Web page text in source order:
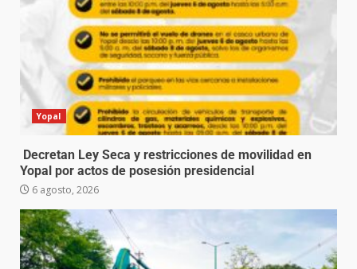
Yopal
Decretan Ley Seca y restricciones de movilidad en
Yopal por actos de posesión presidencial
6 agosto, 2026